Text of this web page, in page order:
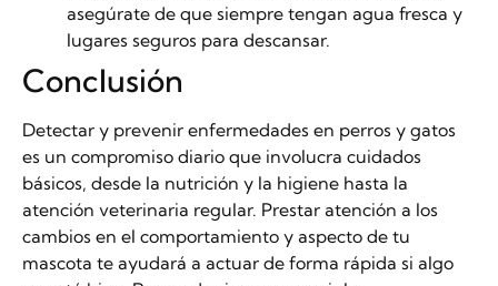
asegúrate de que siempre tengan agua fresca y
lugares seguros para descansar.
Conclusión
Detectar y prevenir enfermedades en perros y gatos
es un compromiso diario que involucra cuidados
básicos, desde la nutrición y la higiene hasta la
atención veterinaria regular. Prestar atención a los
cambios en el comportamiento y aspecto de tu
mascota te ayudará a actuar de forma rápida si algo